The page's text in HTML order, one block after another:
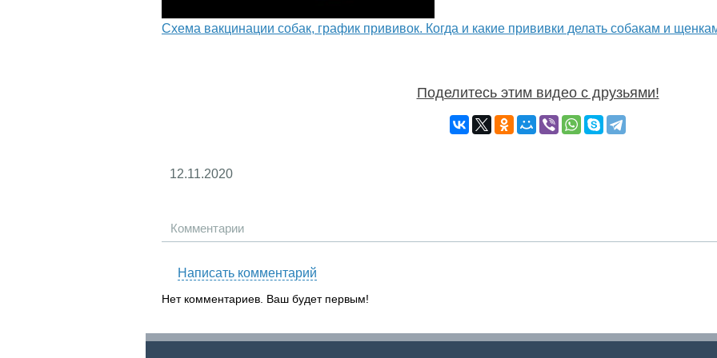
Схема вакцинации собак, график прививок. Когда и какие прививки делать собакам и
Поделитесь этим видео с друзьями!
12.11.2020
Комментарии
Написать комментарий
Нет комментариев. Ваш будет первым!